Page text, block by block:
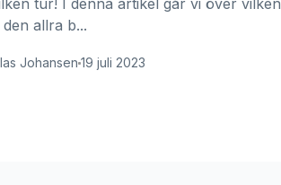
tur! I denna artikel går vi över vilken
allra b...
Johansen 19 juli 2023